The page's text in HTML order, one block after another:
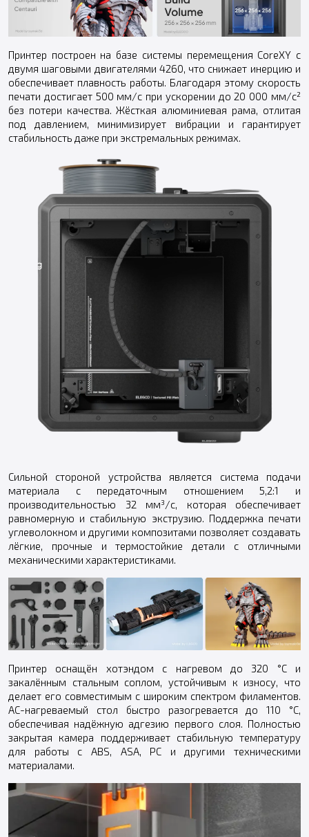
Принтер построен на базе системы перемещения CoreXY с
двумя шаговыми двигателями 4260, что снижает инерцию и
обеспечивает плавность работы. Благодаря этому скорость
печати достигает 500 мм/с при ускорении до 20 000 мм/с²
без потери качества. Жёсткая алюминиевая рама, отлитая
под давлением, минимизирует вибрации и гарантирует
стабильность даже при экстремальных режимах.
Сильной стороной устройства является система подачи
материала с передаточным отношением 5,2:1 и
производительностью 32 мм³/с, которая обеспечивает
равномерную и стабильную экструзию. Поддержка печати
углеволокном и другими композитами позволяет создавать
лёгкие, прочные и термостойкие детали с отличными
механическими характеристиками.
Принтер оснащён хотэндом с нагревом до 320 °C и
закалённым стальным соплом, устойчивым к износу, что
делает его совместимым с широким спектром филаментов.
AC-нагреваемый стол быстро разогревается до 110 °C,
обеспечивая надёжную адгезию первого слоя. Полностью
закрытая камера поддерживает стабильную температуру
для работы с ABS, ASA, PC и другими техническими
материалами.